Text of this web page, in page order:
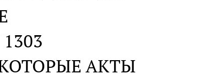
АКТЫ